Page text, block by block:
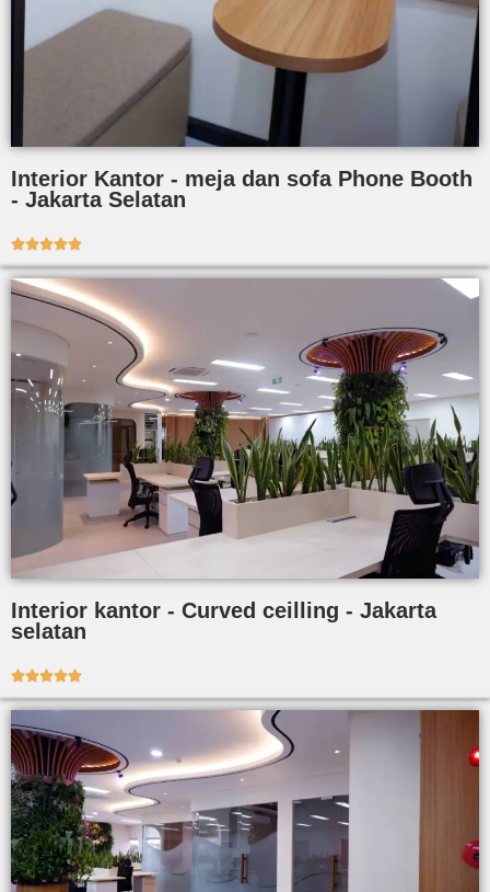
Interior Kantor - meja dan sofa Phone Booth
- Jakarta Selatan

Interior kantor - Curved ceilling - Jakarta
selatan
